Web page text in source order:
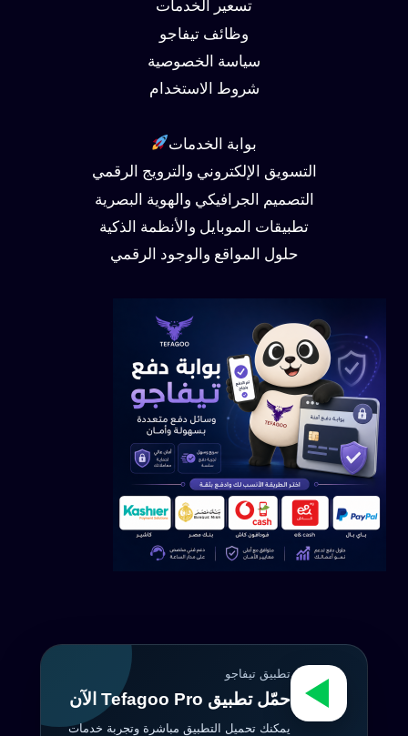
تسعير الخدمات
وظائف تيفاجو
سياسة الخصوصية
شروط الاستخدام
بوابة الخدمات
التسويق الإلكتروني والترويج الرقمي
التصميم الجرافيكي والهوية البصرية
تطبيقات الموبايل والأنظمة الذكية
حلول المواقع والوجود الرقمي
تطبيق تيفاجو
حمّل تطبيق Tefagoo Pro الآن
يمكنك تحميل التطبيق مباشرة وتجربة خدمات